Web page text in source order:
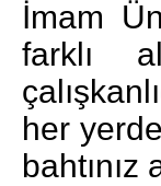
İmam
farklı
her
bahtınız